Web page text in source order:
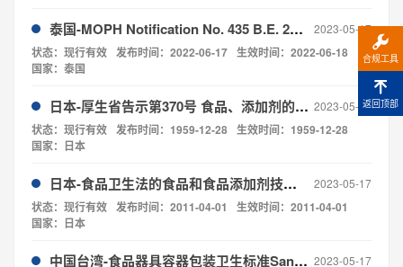
泰国-MOPH Notification No. 435 B.E. 2022《食品级塑料容器的质量标准》 2023-05-17
状态：现行有效 发布时间：2022-06-17 生效时间：2022-06-18
国家：泰国
日本-厚生省告示第370号 食品、添加剂的规格基准 2023-05-17
状态：现行有效 发布时间：1959-12-28 生效时间：1959-12-28
国家：日本
日本-食品卫生法的食品和食品添加剂技术规范和法规（2010）JETRO- Specifications and Standards for Foods, Food Additives, etc. Under the Food Sanitation Act (Abstract) 2010 2023-05-17
状态：现行有效 发布时间：2011-04-01
生效时间：2011-04-01
国家：日本
中国台湾-食品器具容器包装卫生标准Sanitation standard for food utensils, containers and packages 2023-05-17
合规工具
返回顶部